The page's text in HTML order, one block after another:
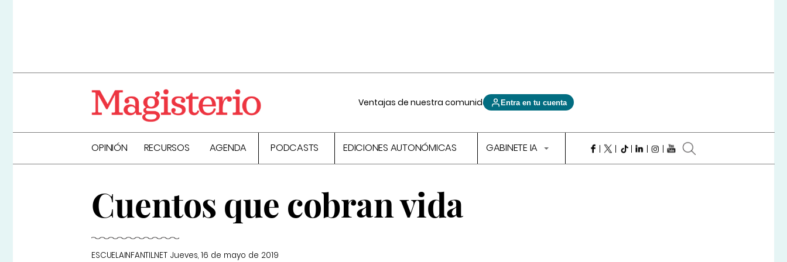
Ventajas de nuestra comunidad Entra en tu cuenta
OPINIÓN RECURSOS AGENDA PODCASTS EDICIONES AUTONÓMICAS GABINETE IA
Cuentos que cobran vida
ESCUELAINFANTIL.NET Jueves, 16 de mayo de 2019